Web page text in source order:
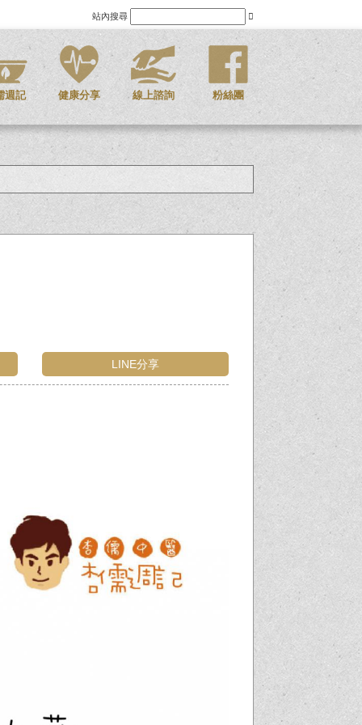
站內搜尋
週記 健康分享 線上諮詢 粉絲團
LINE分享